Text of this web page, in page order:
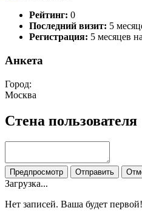
Рейтинг: 0
Последний визит: 5
Регистрация: 5 месяцев
Анкета
Город:
Москва
Стена пользователя
Загрузка...
Нет записей. Ваша будет первой!